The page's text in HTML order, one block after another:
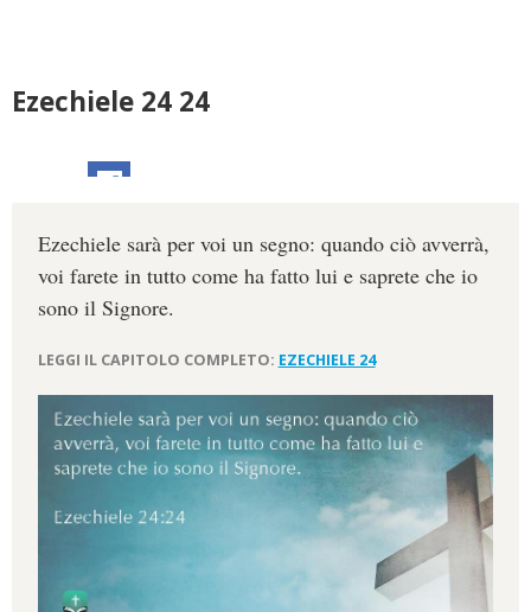
Ezechiele 24 24
Ezechiele sarà per voi un segno: quando ciò avverrà,
voi farete in tutto come ha fatto lui e saprete che io
sono il Signore.
LEGGI IL CAPITOLO COMPLETO: EZECHIELE 24